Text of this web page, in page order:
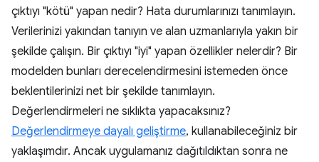
çıktıyı "kötü" yapan nedir? Hata durumlarınızı tanımlayın.
Verilerinizi yakından tanıyın ve alan uzmanlarıyla yakın bir
şekilde çalışın. Bir çıktıyı "iyi" yapan özellikler nelerdir? Bir
modelden bunları derecelendirmesini istemeden önce
beklentilerinizi net bir şekilde tanımlayın.
Değerlendirmeleri ne sıklıkta yapacaksınız?
Değerlendirmeye dayalı geliştirme, kullanabileceğiniz bir
yaklaşımdır. Ancak uygulamanız dağıtıldıktan sonra ne